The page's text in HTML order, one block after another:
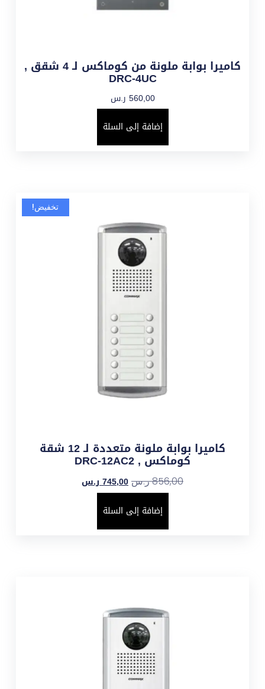
كاميرا بوابة ملونة من كوماكس لـ 4 شقق ,
DRC-4UC
560,00 ر.س
إضافة إلى السلة
تخفيض!
كاميرا بوابة ملونة متعددة لـ 12 شقة
كوماكس , DRC-12AC2
856,00ر.س 745,00 ر.س
إضافة إلى السلة